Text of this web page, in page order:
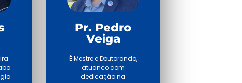
Pr. Pedro
Veiga
É Mestre e Doutorando,
atuando com
dedicação na